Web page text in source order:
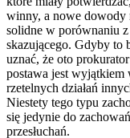
winny, a nowe dowody
solidne w porównaniu
skazującego. Gdyby to
uznać, że oto
postawa jest wyjątkiem
rzetelnych działań
Niestety tego typu
się jedynie do
przesłuchań.